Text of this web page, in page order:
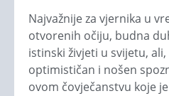
Najvažnije za vjernika u
otvorenih očiju, budna
istinski živjeti u svijetu,
optimističan i nošen
ovom čovječanstvu koje